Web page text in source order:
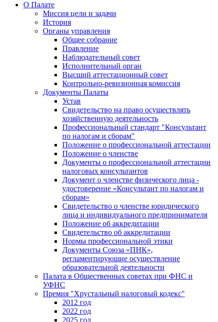
О Палате
Миссия цели и задачи
История
Органы управления
Общее собрание
Правление
Наблюдательный совет
Исполнительный орган
Высший аттестационный совет
Контрольно-ревизионная комиссия
Документы Палаты
Устав
Свидетельство на право осуществлять
хозяйственную деятельность
Профессиональный стандарт "Консультант
по налогам и сборам"
Положение о профессиональной аттестации
Положение о членстве
Документы о профессиональной аттестации
налоговых консультантов
Документ о членстве физического лица -
удостоверение «Консультант по налогам и
сборам»
Свидетельство о членстве юридического
лица и индивидуального предпринимателя
Положение об аккредитации
Свидетельство об аккредитации
Нормы профессиональной этики
Документы Союза «ПНК»,
регламентирующие осуществление
образовательной деятельности
Палата в Общественных советах при ФНС и
УФНС
Премия "Хрустальный налоговый кодекс"
2012 год
2022 год
2025 год